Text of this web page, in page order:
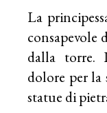
La
consapevole
dalla torre.
dolore per la
statue di